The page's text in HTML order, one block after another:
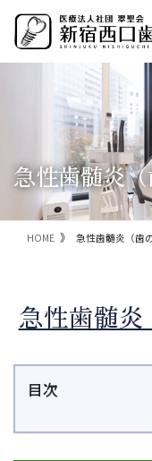
ン
ー
急性歯髄炎
HOME 急性歯髄炎（歯
急性歯髄炎
目次